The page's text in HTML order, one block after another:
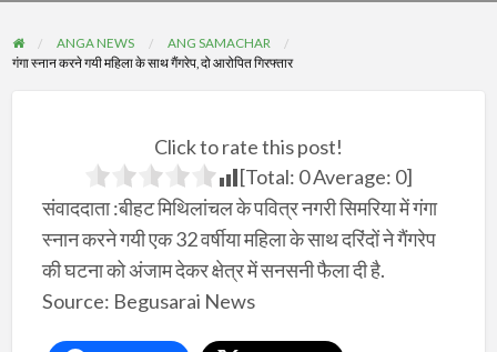
ANGA NEWS
ANG SAMACHAR
गंगा स्नान करने गयी महिला के साथ गैंगरेप, दो आरोपित गिरफ्तार
Click to rate this post!
[Total: 0Average: 0]
संवाददाता :बीहट मिथिलांचल के पवित्र नगरी सिमरिया में गंगा
स्नान करने गयी एक 32 वर्षीया महिला के साथ दरिंदों ने गैंगरेप
की घटना को अंजाम देकर क्षेत्र में सनसनी फैला दी है.
Source: Begusarai News